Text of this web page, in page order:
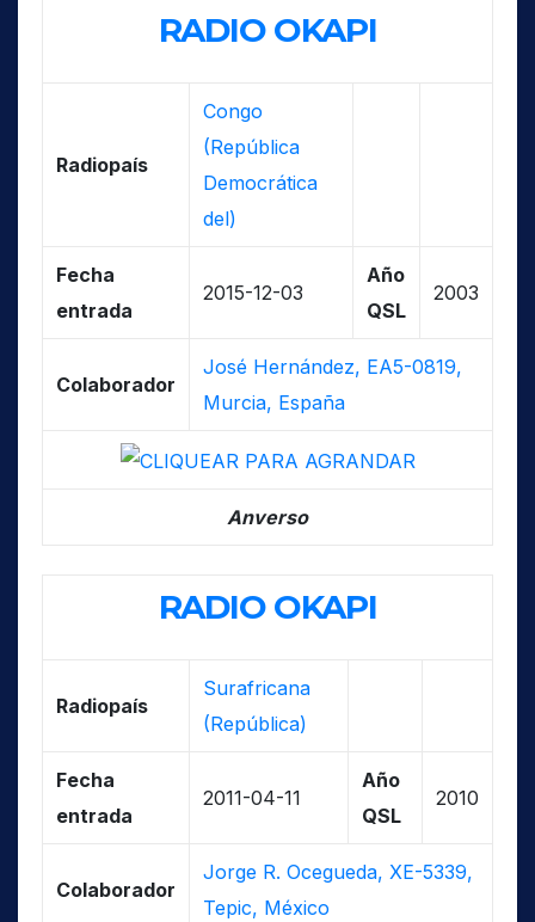
RADIO OKAPI
Radiopaís
Congo
(República
Democrática
del)
Fecha
entrada
2015-12-03
Año
QSL
2003
Colaborador
José Hernández, EA5-0819,
Murcia, España
Anverso
RADIO OKAPI
Radiopaís
Surafricana
(República)
Fecha
entrada
2011-04-11
Año
QSL
2010
Colaborador
Jorge R. Ocegueda, XE-5339,
Tepic, México